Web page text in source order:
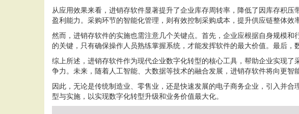
从应用效果来看，进销存软件显著提升了企业库存周转率，降低了因库存积
盈利能力。采购环节的智能化管理，则有效控制采购成本，提升供应链整体效率
然而，进销存软件的实施也需注意几个关键点。首先，企业应根据自身规模
的关键，只有确保操作人员熟练掌握系统，才能发挥软件的最大价值。最后
综上所述，进销存软件作为现代企业数字化转型的核心工具，帮助企业实现
争力。未来，随着人工智能、大数据等技术的融合发展，进销存软件将向更智
因此，无论是传统制造业、零售业，还是快速发展的电子商务企业，引入并
型与实施，以实现数字化转型升级和业务价值最大化。